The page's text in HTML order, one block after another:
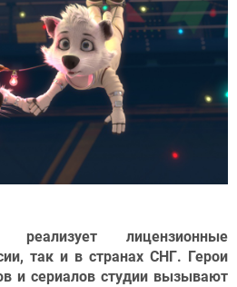
лицензионные
так и в странах СНГ. Герои
и сериалов студии вызывают